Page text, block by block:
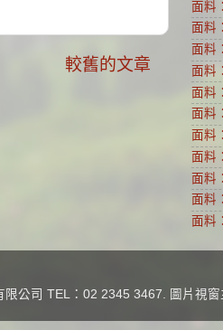
較舊的文章
面料
面料
面料
面料
面料
面料
面料
面料
面料
面料
面料
公司 TEL：02 2345 3467. 圖片視窗